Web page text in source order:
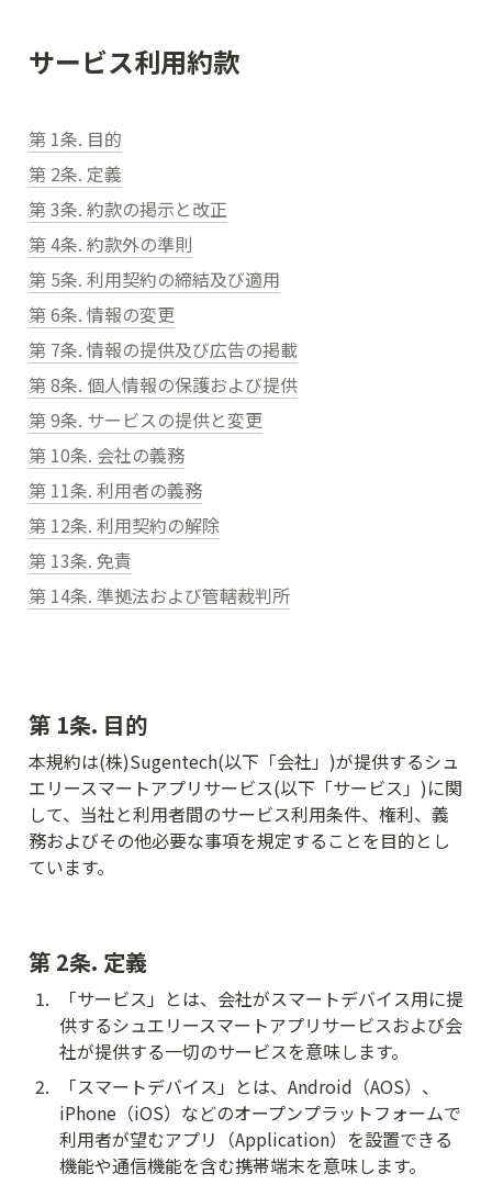
サービス利用約款
第 1条. 目的
第 2条. 定義
第 3条. 約款の掲示と改正
第 4条. 約款外の準則
第 5条. 利用契約の締結及び適用
第 6条. 情報の変更
第 7条. 情報の提供及び広告の掲載
第 8条. 個人情報の保護および提供
第 9条. サービスの提供と変更
第 10条. 会社の義務
第 11条. 利用者の義務
第 12条. 利用契約の解除
第 13条. 免責
第 14条. 準拠法および管轄裁判所
第 1条. 目的
本規約は(株)Sugentech(以下「会社」)が提供するシュ
エリースマートアプリサービス(以下「サービス」)に関
して、当社と利用者間のサービス利用条件、権利、義
務およびその他必要な事項を規定することを目的とし
ています。
第 2条. 定義
1.
「サービス」とは、会社がスマートデバイス用に提
供するシュエリースマートアプリサービスおよび会
社が提供する一切のサービスを意味します。
2.
「スマートデバイス」とは、Android（AOS）、
iPhone（iOS）などのオープンプラットフォームで
利用者が望むアプリ（Application）を設置できる
機能や通信機能を含む携帯端末を意味します。